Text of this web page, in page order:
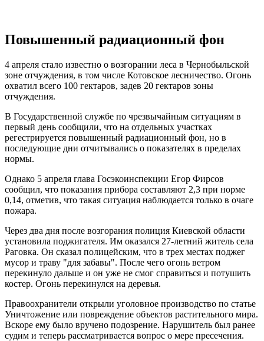
Повышенный радиационный фон
4 апреля стало известно о возгорании леса в Чернобыльской
зоне отчуждения, в том числе Котовское лесничество. Огонь
охватил всего 100 гектаров, задев 20 гектаров зоны
отчуждения.
В Государственной службе по чрезвычайным ситуациям в
первый день сообщили, что на отдельных участках
регестрируется повышенный радиационный фон, но в
последующие дни отчитывались о показателях в пределах
нормы.
Однако 5 апреля глава Госэкоинспекции Егор Фирсов
сообщил, что показания прибора составляют 2,3 при норме
0,14, отметив, что такая ситуация наблюдается только в очаге
пожара.
Через два дня после возгорания полиция Киевской области
установила поджигателя. Им оказался 27-летний житель села
Раговка. Он сказал полицейским, что в трех местах поджег
мусор и траву "для забавы". После чего огонь ветром
перекинуло дальше и он уже не смог справиться и потушить
костер. Огонь перекинулся на деревья.
Правоохранители открыли уголовное производство по статье
Уничтожение или повреждение объектов растительного мира.
Вскоре ему было вручено подозрение. Нарушитель был ранее
судим и теперь рассматривается вопрос о мере пресечения.